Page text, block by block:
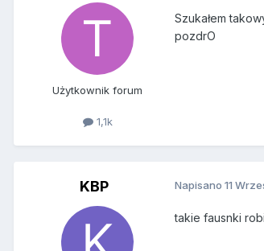
Użytkownik forum
1,1k
Szukałem
pozdrO
KBP Napisano 11
takie fausnki